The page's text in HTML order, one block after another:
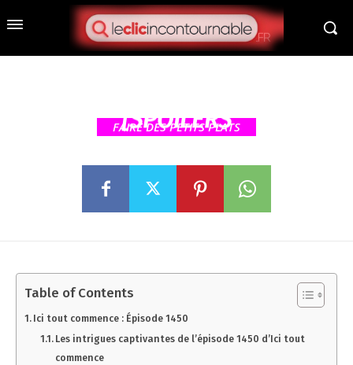
Ici tout commence : découvrez
les révélations et
rebondissements de l’épisode
[SPOILERS
FAIRE DES PETITS PLATS
Table of Contents
Ici tout commence : Épisode 1450
Les intrigues captivantes de l’épisode 1450 d’Ici tout
commence